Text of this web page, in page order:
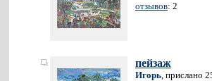
отзывов: 2
пейзаж
Игорь, прислано